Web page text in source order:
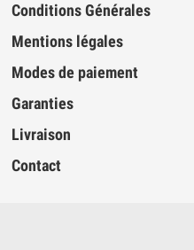
Conditions Générales
Mentions légales
Modes de paiement
Garanties
Livraison
Contact